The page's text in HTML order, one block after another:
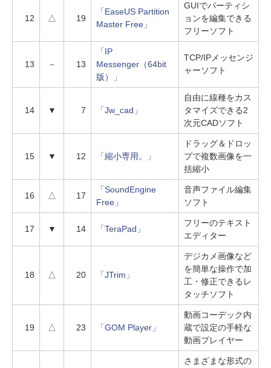
12 △ 19
「EaseUS Partition
Master Free」
GUIでパーティシ
ョンを編集できる
フリーソフト
13 － 13
「IP
Messenger（64bit
版）」
TCP/IPメッセンジ
ャーソフト
14 ▼ 7 「Jw_cad」
自由に線種をカス
タマイズできる2
次元CADソフト
15 ▼ 12 「縮小専用。」
ドラッグ＆ドロッ
プで複数画像を一
括縮小
16 △ 17
「SoundEngine
Free」
音声ファイル編集
ソフト
17 ▼ 14 「TeraPad」
フリーのテキスト
エディター
18 △ 20 「JTrim」
デジカメ画像など
を簡単な操作で加
工・修正できるレ
タッチソフト
19 △ 23 「GOM Player」
動画コーデック内
蔵で設定の手軽な
動画プレイヤー
さまざまな形式の